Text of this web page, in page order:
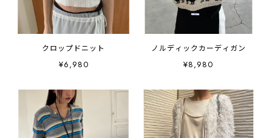
クロップドニット
¥6,980
ノルディックカーディガン
¥8,980